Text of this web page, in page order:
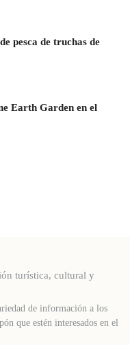
pesca de truchas de
Earth Garden en el
turística, cultural y
de información a los
que estén interesados ​​en el